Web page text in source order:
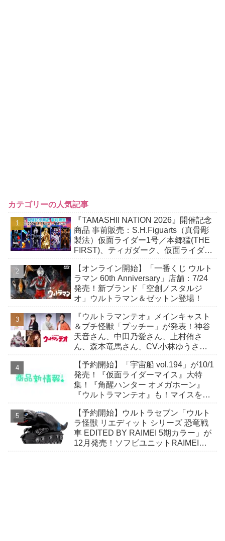
カテゴリーの人気記事
『TAMASHII NATION 2026』開催記念
商品 事前販売：S.H.Figuarts（真骨彫
製法）仮面ライダー1号／本郷猛(THE
FIRST)、ティガダーク、仮面ライダー
【オンライン開始】「一番くじ ウルト
ラマン 60th Anniversary」店舗：7/24
発売！新ブランド「空創ノスタルジ
オ」ウルトラマン＆ゼットン登場！
『ウルトラマンテオ』メインキャスト
＆プチ怪獣「プッチー」が発表！神谷
天音さん、中田乃愛さん、上村侑さ
ん、森本竜馬さん、CV.小林ゆうさ
【予約開始】「宇宙船 vol.194」が10/1
発売！『仮面ライダーマイス』大特
集！『角醒ハンター オメガホーン』
『ウルトラマンテオ』も！マイスをよ
【予約開始】ウルトラセブン「ウルト
ラ怪獣 リエディット シリーズ 恐竜戦
車 EDITED BY RAIMEI 5期カラー」が
12月発売！ソフビユニットRAIMEIに